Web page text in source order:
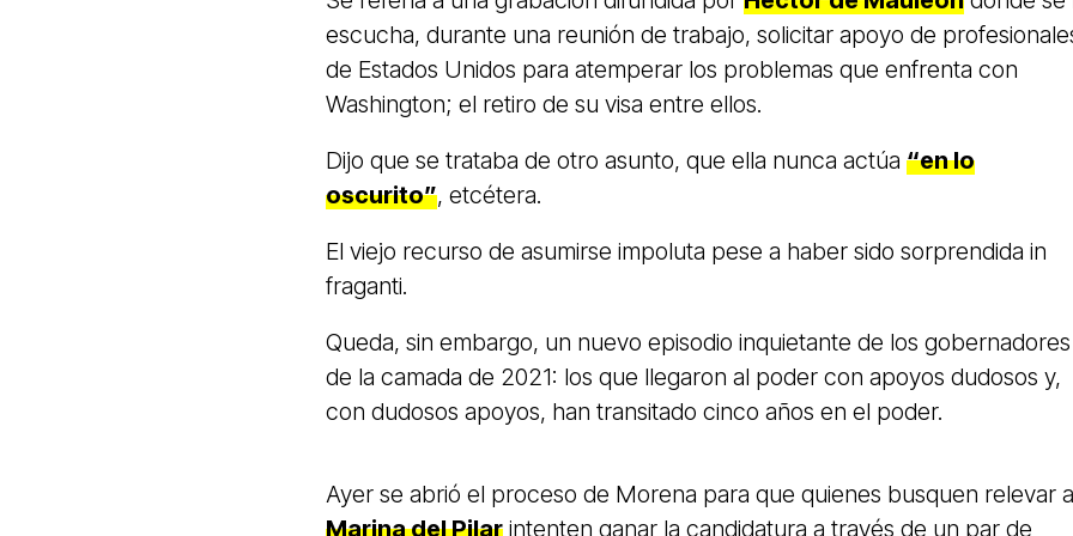
escucha, durante una reunión de trabajo, solicitar apoyo de
de Estados Unidos para atemperar los problemas que enfrenta con
Washington; el retiro de su visa entre ellos.
Dijo que se trataba de otro asunto, que ella nunca actúa “en lo
oscurito”, etcétera.
El viejo recurso de asumirse impoluta pese a haber sido sorprendida in
fraganti.
Queda, sin embargo, un nuevo episodio inquietante de los gobernadores
de la camada de 2021: los que llegaron al poder con apoyos dudosos y,
con dudosos apoyos, han transitado cinco años en el poder.
Ayer se abrió el proceso de Morena para que quienes busquen relevar a
Marina del Pilar intenten ganar la candidatura a través de un par de